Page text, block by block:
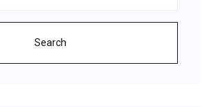
Search